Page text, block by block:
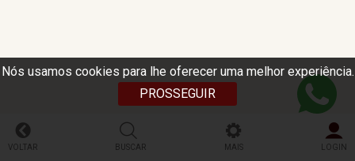
Nós usamos cookies para lhe oferecer uma melhor experiência.
PROSSEGUIR
VOLTAR BUSCAR MAIS LOGIN